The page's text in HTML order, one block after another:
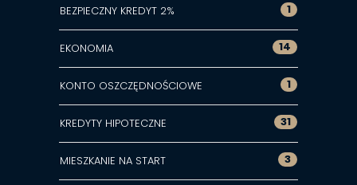
BEZPIECZNY KREDYT 2% 1
EKONOMIA 14
KONTO OSZCZĘDNOŚCIOWE 1
KREDYTY HIPOTECZNE 31
MIESZKANIE NA START 3